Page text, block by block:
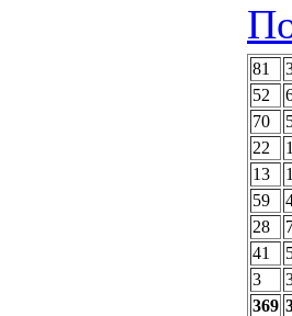
81
52
70
22
13
59
28
41
3
369